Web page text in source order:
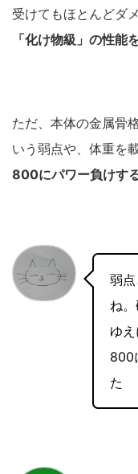
受けてもほとんどダ
「化け物級」の性能
ただ、本体の金属骨
いう弱点や、体重を
800にパワー負けす
弱
ね
ゆ
800
た